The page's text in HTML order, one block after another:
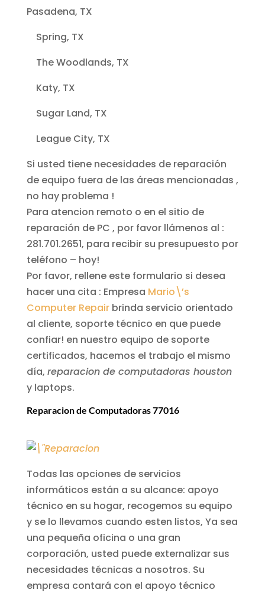
Pasadena, TX
Spring, TX
The Woodlands, TX
Katy, TX
Sugar Land, TX
League City, TX
Si usted tiene necesidades de reparación
de equipo fuera de las áreas mencionadas ,
no hay problema !
Para atencion remoto o en el sitio de
reparación de PC , por favor llámenos al :
281.701.2651, para recibir su presupuesto por
teléfono – hoy!
Por favor, rellene este formulario si desea
hacer una cita : Empresa Mario\’s
Computer Repairbrinda servicio orientado
al cliente, soporte técnico en que puede
confiar! en nuestro equipo de soporte
certificados, hacemos el trabajo el mismo
día, reparacion de computadoras houston
y laptops.
Reparacion de Computadoras 77016
Todas las opciones de servicios
informáticos están a su alcance: apoyo
técnico en su hogar, recogemos su equipo
y se lo llevamos cuando esten listos, Ya sea
una pequeña oficina o una gran
corporación, usted puede externalizar sus
necesidades técnicas a nosotros. Su
empresa contará con el apoyo técnico